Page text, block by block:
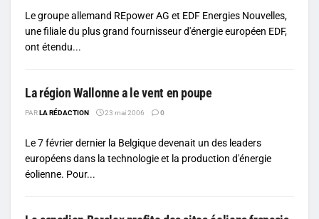
Le groupe allemand REpower AG et EDF Energies Nouvelles,
une filiale du plus grand fournisseur d'énergie européen EDF,
ont étendu...
La région Wallonne a le vent en poupe
PARLA RÉDACTION 23 mai 2006 0
Le 7 février dernier la Belgique devenait un des leaders
européens dans la technologie et la production d'énergie
éolienne. Pour...